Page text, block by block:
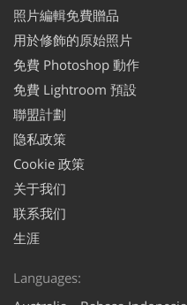
照片編輯免費贈品
用於修飾的原始照片
免費 Photoshop 動作
免費 Lightroom 預設
聯盟計劃
隐私政策
Cookie 政策
关于我们
联系我们
生涯
Languages: